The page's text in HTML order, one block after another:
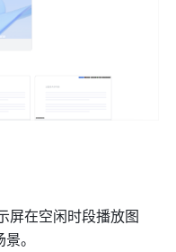
屏在空闲时段播放图
。